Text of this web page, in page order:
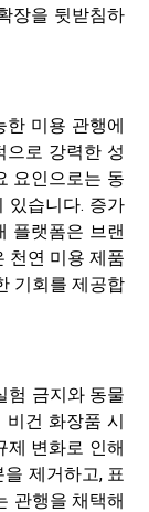
장을 뒷받침하
한 미용 관행에
로 강력한 성
요인으로는 동
있습니다. 증가
플랫폼은 브랜
천연 미용 제품
기회를 제공합
험 금지와 동물
건 화장품 시
제 변화로 인해
제거하고, 표
관행을 채택해